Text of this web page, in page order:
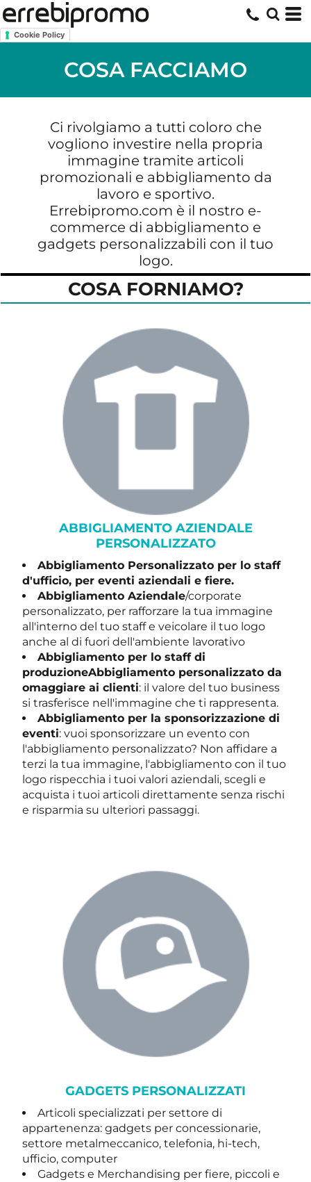
Cookie Policy
COSA FACCIAMO
Ci rivolgiamo a tutti coloro che
vogliono investire nella propria
immagine tramite articoli
promozionali e abbigliamento da
lavoro e sportivo.
Errebipromo.com è il nostro e-
commerce di abbigliamento e
gadgets personalizzabili con il tuo
logo.
COSA FORNIAMO?
ABBIGLIAMENTO AZIENDALE
PERSONALIZZATO
Abbigliamento Personalizzato per lo staff
d'ufficio, per eventi aziendali e fiere.
Abbigliamento Aziendale/corporate
personalizzato, per rafforzare la tua immagine
all'interno del tuo staff e veicolare il tuo logo
anche al di fuori dell'ambiente lavorativo
Abbigliamento per lo staff di
produzioneAbbigliamento personalizzato da
omaggiare ai clienti: il valore del tuo business
si trasferisce nell'immagine che ti rappresenta.
Abbigliamento per la sponsorizzazione di
eventi: vuoi sponsorizzare un evento con
l'abbigliamento personalizzato? Non affidare a
terzi la tua immagine, l'abbigliamento con il tuo
logo rispecchia i tuoi valori aziendali, scegli e
acquista i tuoi articoli direttamente senza rischi
e risparmia su ulteriori passaggi.
GADGETS PERSONALIZZATI
Articoli specializzati per settore di
appartenenza: gadgets per concessionarie,
settore metalmeccanico, telefonia, hi-tech,
ufficio, computer
Gadgets e Merchandising per fiere, piccoli e